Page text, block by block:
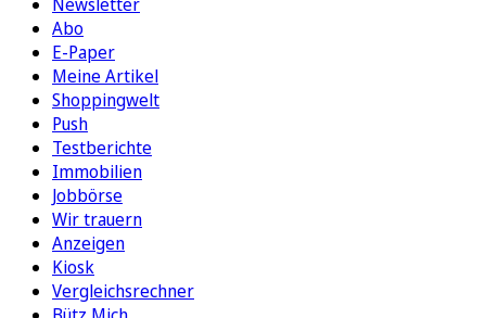
Abo
E-Paper
Meine Artikel
Shoppingwelt
Push
Testberichte
Immobilien
Jobbörse
Wir trauern
Anzeigen
Kiosk
Vergleichsrechner